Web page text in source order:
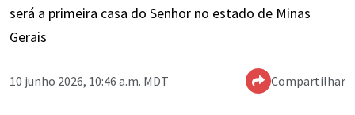
será a primeira casa do Senhor no estado de Minas
Gerais
10 junho 2026, 10:46 a.m. MDT Compartilhar